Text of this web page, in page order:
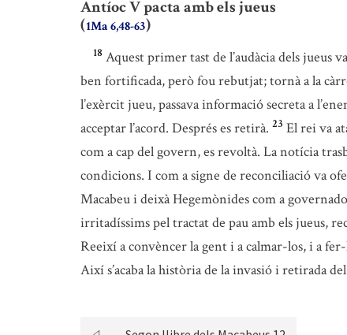
Antíoc V pacta amb els jueus
(1Ma 6,48-63)
18 Aquest primer tast de l’audàcia dels jueus
ben fortificada, però fou rebutjat; tornà a la
l’exèrcit jueu, passava informació secreta a
acceptar l’acord. Després es retirà. 23 El rei va
com a cap del govern, es revoltà. La notícia
condicions. I com a signe de reconciliació va
Macabeu i deixà Hegemònides com a
irritadíssims pel tractat de pau amb els jueus,
Reeixí a convèncer la gent i a calmar-los, i a
Així s’acaba la història de la invasió i retirada